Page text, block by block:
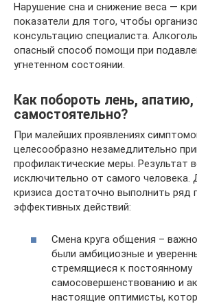
Нарушение сна и снижение веса —
показатели для того, чтобы
консультацию специалиста.
опасный способ помощи при
угнетенном состоянии.
Как побороть лень, апатию,
самостоятельно?
При малейших проявлениях
целесообразно незамедлительно
профилактические меры. Результат
исключительно от самого человека.
кризиса достаточно выполнить ряд
эффективных действий:
Смена круга общения –
были амбициозные и
стремящиеся к постоянному
самосовершенствованию и
настоящие оптимисты,